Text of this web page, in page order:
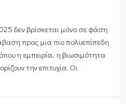
δεν βρίσκεται μόνο σε φάση
προς μια πιο πολυεπίπεδη
η εμπειρία, η βιωσιμότητα
την επιτυχία. Οι